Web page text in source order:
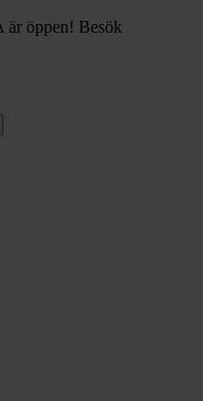
är öppen! Besök